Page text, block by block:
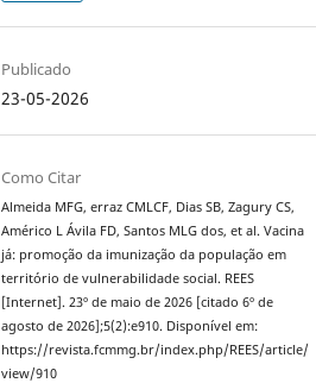
Publicado
23-05-2026
Como Citar
Almeida MFG, erraz CMLCF, Dias SB, Zagury CS,
Américo L Ávila FD, Santos MLG dos, et al. Vacina
já: promoção da imunização da população em
território de vulnerabilidade social. REES
[Internet]. 23º de maio de 2026 [citado 6º de
agosto de 2026];5(2):e910. Disponível em:
https://revista.fcmmg.br/index.php/REES/article/
view/910